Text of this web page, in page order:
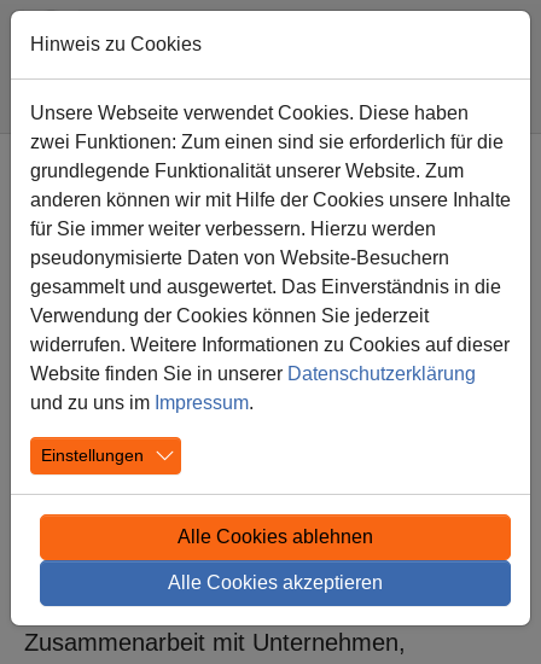
Zum Hauptinhalt springen
Sie sind hier:
Diesterwegschule Förderverein Sponsoren
Das sind wir!
Gooding
Kontaktmöglichkeiten
Unser Förderverein arbeitet eng mit
verschiedenen Partnern und Sponsoren
zusammen, um unsere Ziele und Projekte
erfolgreich umzusetzen. Wir sind dankbar für
die großzügige Unterstützung und
Zusammenarbeit mit Unternehmen,
Hinweis zu Cookies
Unsere Webseite verwendet Cookies. Diese haben
zwei Funktionen: Zum einen sind sie erforderlich für die
grundlegende Funktionalität unserer Website. Zum
anderen können wir mit Hilfe der Cookies unsere Inhalte
für Sie immer weiter verbessern. Hierzu werden
pseudonymisierte Daten von Website-Besuchern
gesammelt und ausgewertet. Das Einverständnis in die
Verwendung der Cookies können Sie jederzeit
widerrufen. Weitere Informationen zu Cookies auf dieser
Website finden Sie in unserer Datenschutzerklärung
und zu uns im Impressum.
Einstellungen
Alle Cookies ablehnen
Alle Cookies akzeptieren